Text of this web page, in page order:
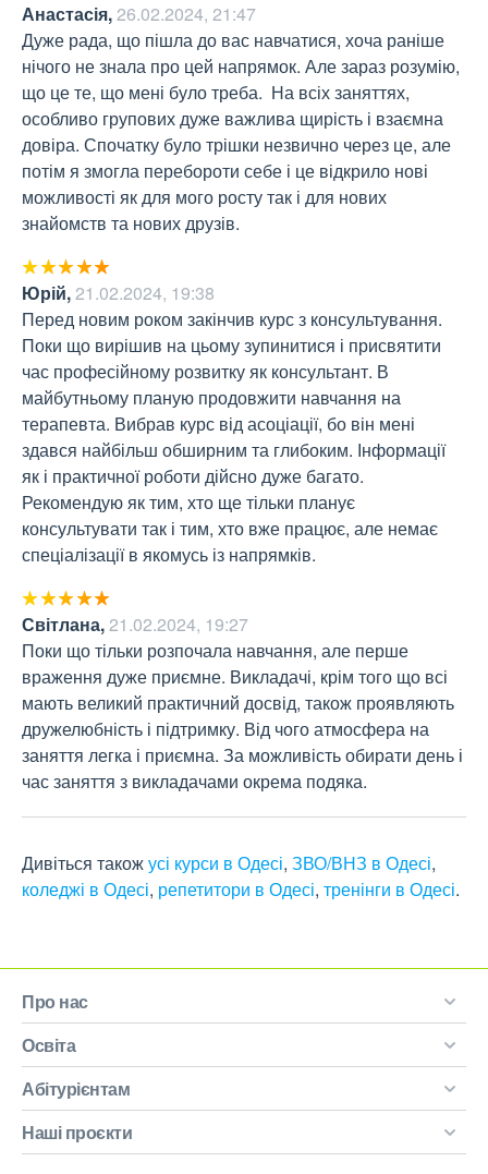
Анастасія,26.02.2024, 21:47
Дуже рада, що пішла до вас навчатися, хоча раніше
нічого не знала про цей напрямок. Але зараз розумію,
що це те, що мені було треба.  На всіх заняттях,
особливо групових дуже важлива щирість і взаємна
довіра. Спочатку було трішки незвично через це, але
потім я змогла перебороти себе і це відкрило нові
можливості як для мого росту так і для нових
знайомств та нових друзів.
Юрій,21.02.2024, 19:38
Перед новим роком закінчив курс з консультування.
Поки що вирішив на цьому зупинитися і присвятити
час професійному розвитку як консультант. В
майбутньому планую продовжити навчання на
терапевта. Вибрав курс від асоціації, бо він мені
здався найбільш обширним та глибоким. Інформації
як і практичної роботи дійсно дуже багато.
Рекомендую як тим, хто ще тільки планує
консультувати так і тим, хто вже працює, але немає
спеціалізації в якомусь із напрямків.
Світлана,21.02.2024, 19:27
Поки що тільки розпочала навчання, але перше
враження дуже приємне. Викладачі, крім того що всі
мають великий практичний досвід, також проявляють
дружелюбність і підтримку. Від чого атмосфера на
заняття легка і приємна. За можливість обирати день і
час заняття з викладачами окрема подяка.
Дивіться такожусі курси в Одесі, ЗВО/ВНЗ в Одесі,
коледжі в Одесі, репетитори в Одесі, тренінги в Одесі.
Про нас
Освіта
Абітурієнтам
Наші проєкти